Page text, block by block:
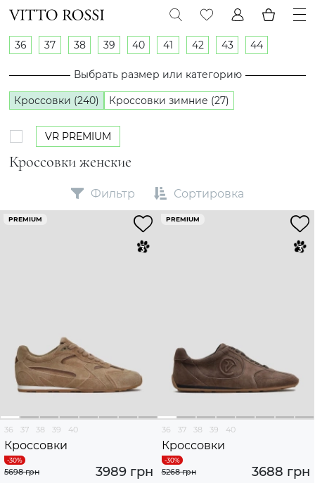
Кроссовки женские
36 37 38 39 40 41 42 43 44
Выбрать размер или категорию
Кроссовки (240) Кроссовки зимние (27)
VR PREMIUM
Фильтр Сортировка
PREMIUM
36 37 38 39 40
Кроссовки
3989 грн
5698 грн
PREMIUM
36 37 38 39 40
Кроссовки
3688 грн
5268 грн